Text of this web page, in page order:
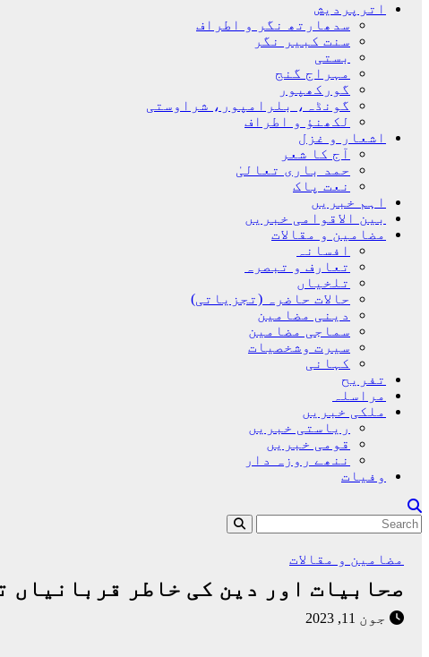
اترپردیش
سدھارتھ نگر و اطراف
سنت کبیر نگر
بستی
مہراج گنج
گورکھپور
گونڈہ، بلرامپور، شراوستی
لکھنؤ و اطراف
اشعار و غزل
آج کا شعر
حمد باری تعالیٰ
نعت پاک
اہم خبریں
بین الاقوامی خبریں
مضامین و مقالات
افسانہ
تعارف و تبصرہ
تلخیاں
حالات حاضرہ (تجزیاتی)
دینی مضامین
سماجی مضامین
سیرت وشخصیات
کہانی
تفریح
مراسلہ
ملکی خبریں
ریاستی خبریں
قومی خبریں
ننھے روزہ دار
وفیات
مضامین و مقالات
صحابیات اور دین کی خاطر قربانیاں
جون 11, 2023